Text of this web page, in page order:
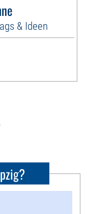
& Ideen